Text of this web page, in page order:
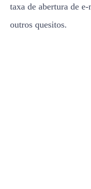
taxa de abertura de
outros quesitos.